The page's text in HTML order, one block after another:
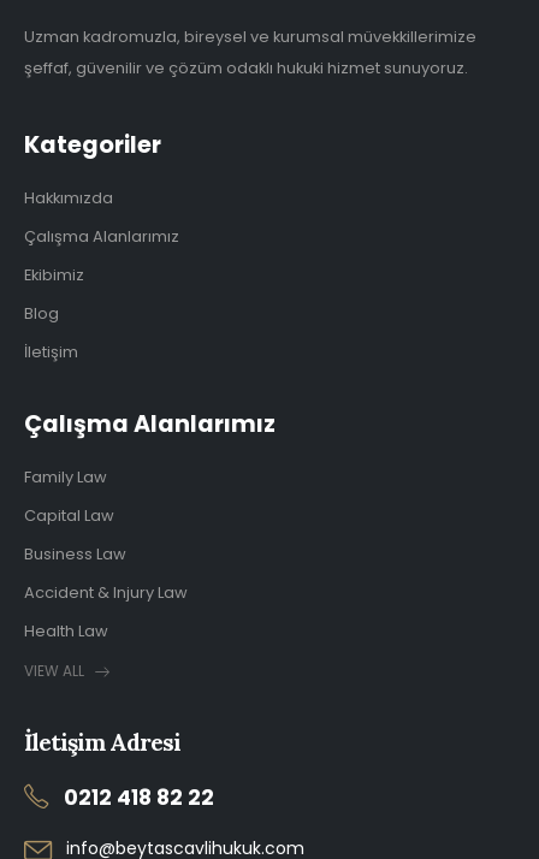
Uzman kadromuzla, bireysel ve kurumsal müvekkillerimize
şeffaf, güvenilir ve çözüm odaklı hukuki hizmet sunuyoruz.
Kategoriler
Hakkımızda
Çalışma Alanlarımız
Ekibimiz
Blog
İletişim
Çalışma Alanlarımız
Family Law
Capital Law
Business Law
Accident & Injury Law
Health Law
VIEW ALL
İletişim Adresi
0212 418 82 22
info@beytascavlihukuk.com